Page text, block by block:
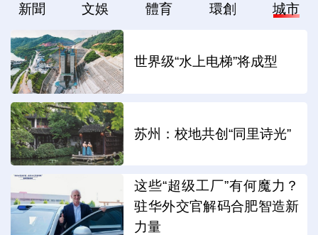
新聞 文娛 體育 環創 城市
世界级“水上电梯”将成型
苏州：校地共创“同里诗光”
这些“超级工厂”有何魔力？
驻华外交官解码合肥智造新
力量